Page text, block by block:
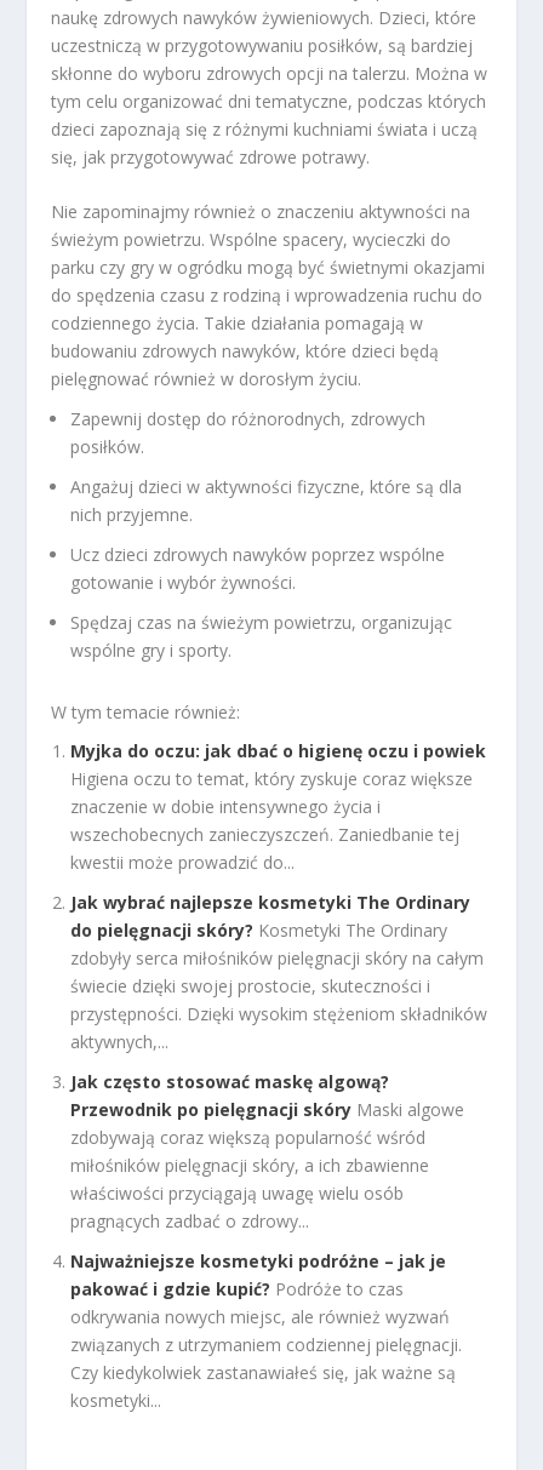
naukę zdrowych nawyków żywieniowych. Dzieci, które
uczestniczą w przygotowywaniu posiłków, są bardziej
skłonne do wyboru zdrowych opcji na talerzu. Można w
tym celu organizować dni tematyczne, podczas których
dzieci zapoznają się z różnymi kuchniami świata i uczą
się, jak przygotowywać zdrowe potrawy.
Nie zapominajmy również o znaczeniu aktywności na
świeżym powietrzu. Wspólne spacery, wycieczki do
parku czy gry w ogródku mogą być świetnymi okazjami
do spędzenia czasu z rodziną i wprowadzenia ruchu do
codziennego życia. Takie działania pomagają w
budowaniu zdrowych nawyków, które dzieci będą
pielęgnować również w dorosłym życiu.
Zapewnij dostęp do różnorodnych, zdrowych
posiłków.
Angażuj dzieci w aktywności fizyczne, które są dla
nich przyjemne.
Ucz dzieci zdrowych nawyków poprzez wspólne
gotowanie i wybór żywności.
Spędzaj czas na świeżym powietrzu, organizując
wspólne gry i sporty.
W tym temacie również:
Myjka do oczu: jak dbać o higienę oczu i powiek
Higiena oczu to temat, który zyskuje coraz większe
znaczenie w dobie intensywnego życia i
wszechobecnych zanieczyszczeń. Zaniedbanie tej
kwestii może prowadzić do...
Jak wybrać najlepsze kosmetyki The Ordinary
do pielęgnacji skóry? Kosmetyki The Ordinary
zdobyły serca miłośników pielęgnacji skóry na całym
świecie dzięki swojej prostocie, skuteczności i
przystępności. Dzięki wysokim stężeniom składników
aktywnych,...
Jak często stosować maskę algową?
Przewodnik po pielęgnacji skóry Maski algowe
zdobywają coraz większą popularność wśród
miłośników pielęgnacji skóry, a ich zbawienne
właściwości przyciągają uwagę wielu osób
pragnących zadbać o zdrowy...
Najważniejsze kosmetyki podróżne – jak je
pakować i gdzie kupić? Podróże to czas
odkrywania nowych miejsc, ale również wyzwań
związanych z utrzymaniem codziennej pielęgnacji.
Czy kiedykolwiek zastanawiałeś się, jak ważne są
kosmetyki...